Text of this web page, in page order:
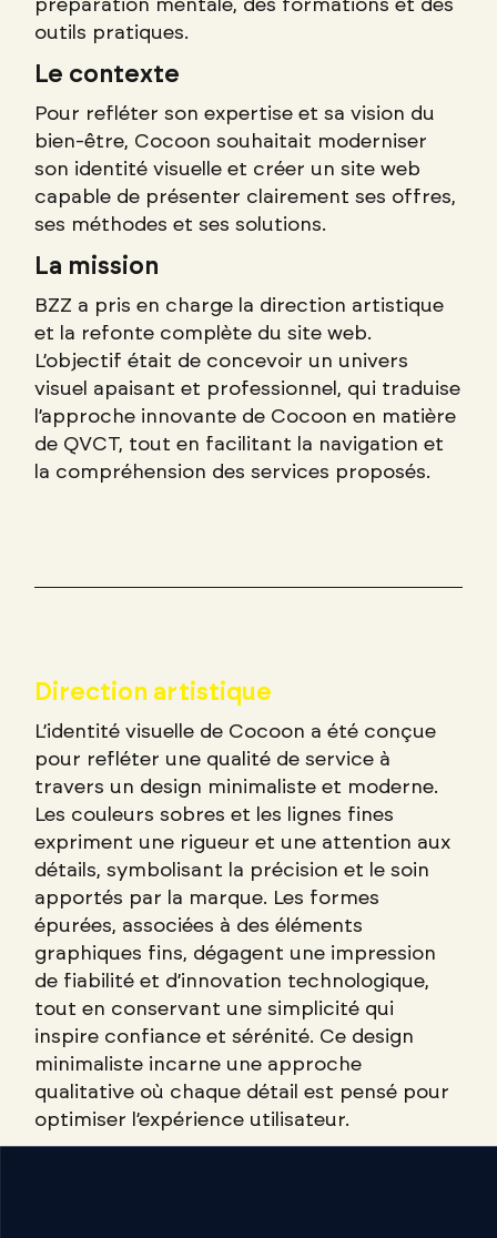
préparation mentale, des formations et des
outils pratiques.
Le contexte
Pour refléter son expertise et sa vision du
bien-être, Cocoon souhaitait moderniser
son identité visuelle et créer un site web
capable de présenter clairement ses offres,
ses méthodes et ses solutions.
La mission
BZZ a pris en charge la direction artistique
et la refonte complète du site web.
L’objectif était de concevoir un univers
visuel apaisant et professionnel, qui traduise
l’approche innovante de Cocoon en matière
de QVCT, tout en facilitant la navigation et
la compréhension des services proposés.
Direction artistique
L’identité visuelle de Cocoon a été conçue
pour refléter une qualité de service à
travers un design minimaliste et moderne.
Les couleurs sobres et les lignes fines
expriment une rigueur et une attention aux
détails, symbolisant la précision et le soin
apportés par la marque. Les formes
épurées, associées à des éléments
graphiques fins, dégagent une impression
de fiabilité et d’innovation technologique,
tout en conservant une simplicité qui
inspire confiance et sérénité. Ce design
minimaliste incarne une approche
qualitative où chaque détail est pensé pour
optimiser l’expérience utilisateur.